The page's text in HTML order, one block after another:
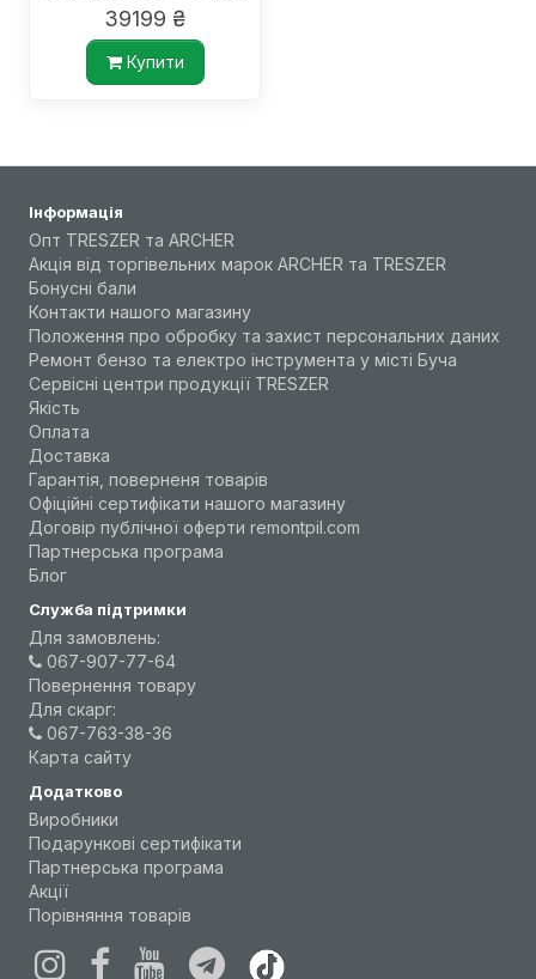
39199 ₴
Купити
Інформація
Опт TRESZER та ARCHER
Акція від торгівельних марок ARCHER та TRESZER
Бонусні бали
Контакти нашого магазину
Положення про обробку та захист персональних даних
Ремонт бензо та електро інструмента у місті Буча
Сервісні центри продукції TRESZER
Якість
Оплата
Доставка
Гарантія, поверненя товарів
Офіційні сертифікати нашого магазину
Договір публічної оферти remontpil.com
Партнерська програма
Блог
Служба підтримки
Для замовлень:
067-907-77-64
Повернення товару
Для скарг:
067-763-38-36
Карта сайту
Додатково
Виробники
Подарункові сертифікати
Партнерська програма
Акції
Порівняння товарів